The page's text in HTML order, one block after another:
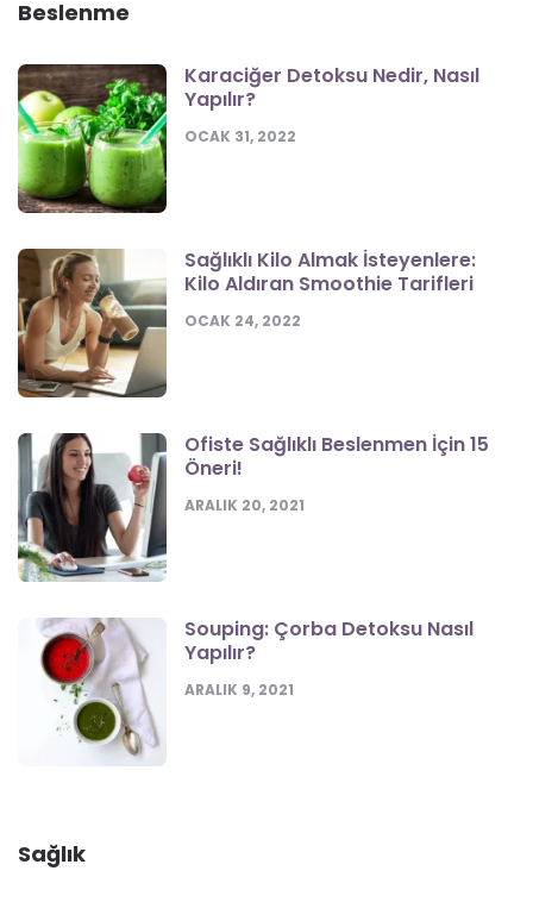
Beslenme
Karaciğer Detoksu Nedir, Nasıl
Yapılır?
OCAK 31, 2022
Sağlıklı Kilo Almak İsteyenlere:
Kilo Aldıran Smoothie Tarifleri
OCAK 24, 2022
Ofiste Sağlıklı Beslenmen İçin 15
Öneri!
ARALIK 20, 2021
Souping: Çorba Detoksu Nasıl
Yapılır?
ARALIK 9, 2021
Sağlık